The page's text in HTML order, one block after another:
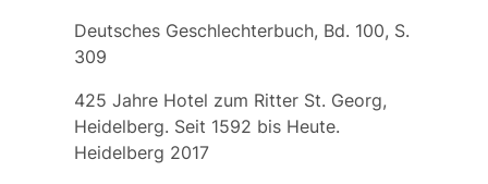
Deutsches Geschlechterbuch, Bd. 100, S.
309
425 Jahre Hotel zum Ritter St. Georg,
Heidelberg. Seit 1592 bis Heute.
Heidelberg 2017